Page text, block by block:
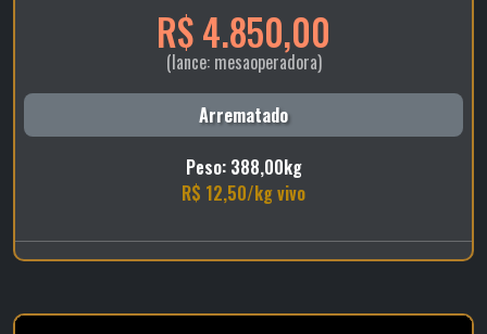
R$ 4.850,00
(lance: mesaoperadora)
Arrematado
Peso: 388,00kg
R$ 12,50/kg vivo